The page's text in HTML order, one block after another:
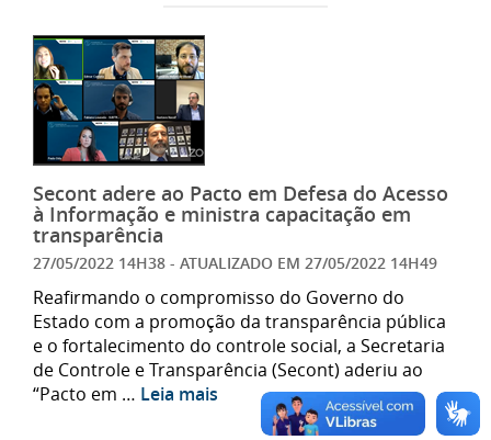
Secont adere ao Pacto em Defesa do Acesso
à Informação e ministra capacitação em
transparência
27/05/2022 14H38 - ATUALIZADO EM 27/05/2022 14H49
Reafirmando o compromisso do Governo do
Estado com a promoção da transparência pública
e o fortalecimento do controle social, a Secretaria
de Controle e Transparência (Secont) aderiu ao
“Pacto em … Leia mais